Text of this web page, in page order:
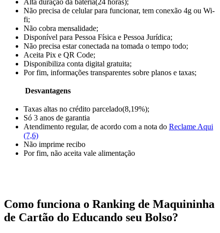
Alta duração da bateria(24 horas);
Não precisa de celular para funcionar, tem conexão 4g ou Wi-
fi;
Não cobra mensalidade;
Disponível para Pessoa Física e Pessoa Jurídica;
Não precisa estar conectada na tomada o tempo todo;
Aceita Pix e QR Code;
Disponibiliza conta digital gratuita;
Por fim, informações transparentes sobre planos e taxas;
Desvantagens
Taxas altas no crédito parcelado(8,19%);
Só 3 anos de garantia
Atendimento regular, de acordo com a nota do Reclame Aqui
(7,6)
Não imprime recibo
Por fim, não aceita vale alimentação
Como funciona o Ranking de Maquininha
de Cartão do Educando seu Bolso?